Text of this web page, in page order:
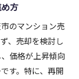
方
のマンション売
、売却を検討し
価格が上昇傾向
す。特に、再開